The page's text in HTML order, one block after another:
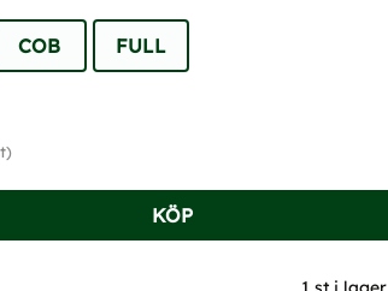
COB FULL
KÖP